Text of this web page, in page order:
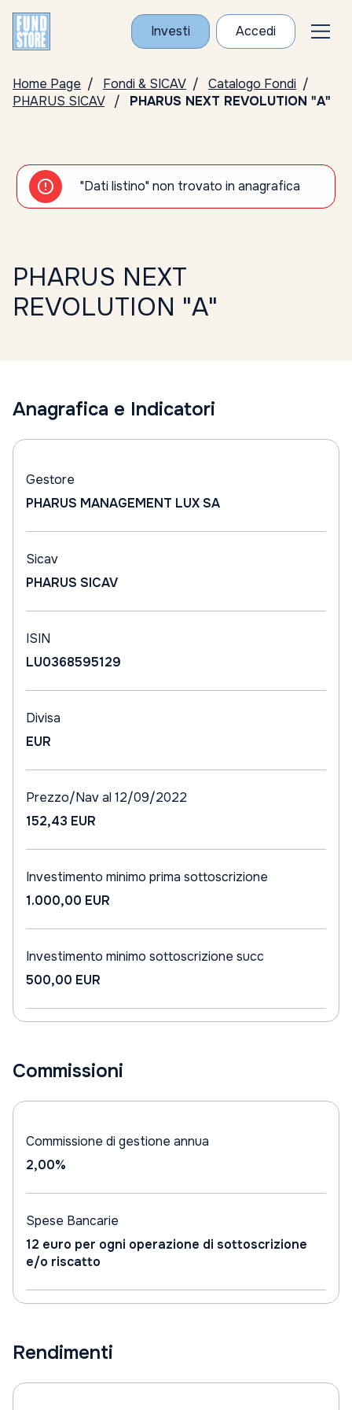
Investi Accedi
Home Page Fondi & SICAV
Catalogo Fondi
PHARUS SICAV
PHARUS NEXT REVOLUTION "A"
"Dati listino" non trovato in anagrafica
PHARUS NEXT
REVOLUTION "A"
Anagrafica e Indicatori
Gestore
PHARUS MANAGEMENT LUX SA
Sicav
PHARUS SICAV
ISIN
LU0368595129
Divisa
EUR
Prezzo/Nav al 12/09/2022
152,43 EUR
Investimento minimo prima sottoscrizione
1.000,00 EUR
Investimento minimo sottoscrizione succ
500,00 EUR
Commissioni
Commissione di gestione annua
2,00%
Spese Bancarie
12 euro per ogni operazione di sottoscrizione
e/o riscatto
Rendimenti